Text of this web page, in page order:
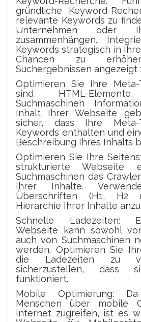
gründliche Keyword-
relevante Keywords zu
Unternehmen oder
zusammenhängen.
Keywords strategisch in
Chancen zu
Suchergebnissen angezeigt
Optimieren Sie Ihre Meta-
sind HTML-
Suchmaschinen
Inhalt Ihrer Webseite
sicher, dass Ihre Meta-
Keywords enthalten und
Beschreibung Ihres Inhalts
Optimieren Sie Ihre
strukturierte Webseite
Suchmaschinen das
Ihrer Inhalte.
Überschriften (H1, H2
Hierarchie Ihrer Inhalte
Schnelle Ladezeiten:
Webseite kann sowohl
auch von Suchmaschinen
werden. Optimieren Sie
die Ladezeiten zu
sicherzustellen, dass
funktioniert.
Mobile Optimierung:
Menschen über mobile
Internet zugreifen, ist es